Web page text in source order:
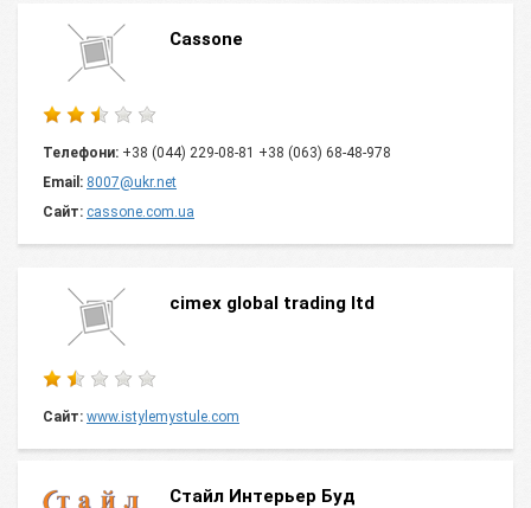
Cassone
Телефони: +38 (044) 229-08-81 +38 (063) 68-48-978
Email: 8007@ukr.net
Сайт: cassone.com.ua
cimex global trading ltd
Сайт: www.istylemystule.com
Cтайл Интерьер Буд